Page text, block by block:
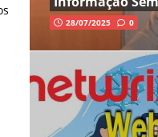
28/07/2025 0